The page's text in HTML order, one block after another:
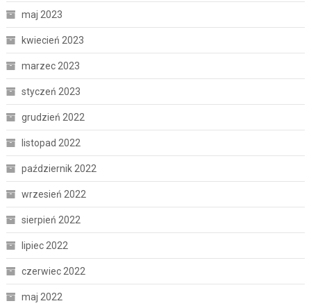
maj 2023
kwiecień 2023
marzec 2023
styczeń 2023
grudzień 2022
listopad 2022
październik 2022
wrzesień 2022
sierpień 2022
lipiec 2022
czerwiec 2022
maj 2022